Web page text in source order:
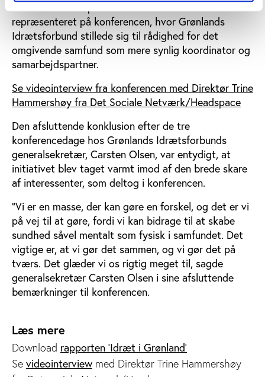
forhold til idræt på børneinstitutionerne
repræsenteret på konferencen, hvor Grønlands
Idrætsforbund stillede sig til rådighed for det
omgivende samfund som mere synlig koordinator og
samarbejdspartner.
Se videointerview fra konferencen med Direktør Trine
Hammershøy fra Det Sociale Netværk/Headspace
Den afsluttende konklusion efter de tre
konferencedage hos Grønlands Idrætsforbunds
generalsekretær, Carsten Olsen, var entydigt, at
initiativet blev taget varmt imod af den brede skare
af interessenter, som deltog i konferencen.
”Vi er en masse, der kan gøre en forskel, og det er vi
på vej til at gøre, fordi vi kan bidrage til at skabe
sundhed såvel mentalt som fysisk i samfundet. Det
vigtige er, at vi gør det sammen, og vi gør det på
tværs. Det glæder vi os rigtig meget til, sagde
generalsekretær Carsten Olsen i sine afsluttende
bemærkninger til konferencen.
Læs mere
Download rapporten 'Idræt i Grønland'
Se videointerview med Direktør Trine Hammershøy